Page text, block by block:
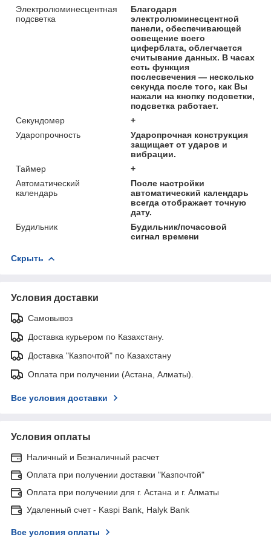
Электролюминесцентная
подсветка
Благодаря
электролюминесцентной
панели, обеспечивающей
освещение всего
циферблата, облегчается
считывание данных. В часах
есть функция
послесвечения ― несколько
секунда после того, как Вы
нажали на кнопку подсветки,
подсветка работает.
Секундомер
+
Ударопрочность
Ударопрочная конструкция
защищает от ударов и
вибрации.
Таймер
+
Автоматический
календарь
После настройки
автоматический календарь
всегда отображает точную
дату.
Будильник
Будильник/почасовой
сигнал времени
Скрыть
Условия доставки
Самовывоз
Доставка курьером по Казахстану.
Доставка "Казпочтой" по Казахстану
Оплата при получении (Астана, Алматы).
Все условия доставки
Условия оплаты
Наличный и Безналичный расчет
Оплата при получении доставки "Казпочтой"
Оплата при получении для г. Астана и г. Алматы
Удаленный счет - Kaspi Bank, Halyk Bank
Все условия оплаты